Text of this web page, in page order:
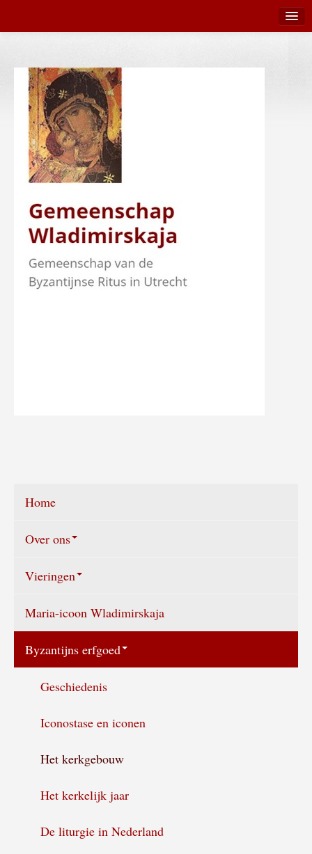
Home
Over ons
Wie zijn wij?
Vieringen
Vieringen agenda
De goddelijke liturgie
Bereikbaarheid
Maria-icoon Wladimirskaja
Byzantijns erfgoed
Geschiedenis
Iconostase en iconen
Het kerkgebouw
Het kerkelijk jaar
De liturgie in Nederland